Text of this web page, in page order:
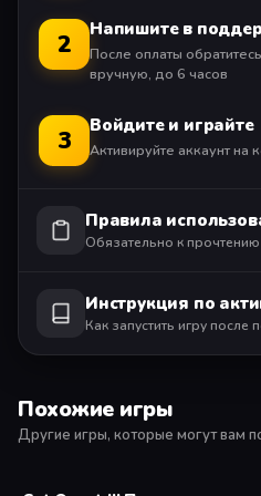
человечества.
ИНОПЛАНЕТНЫЕ УГРОЗЫ В
По темным коридорам
опасный пришелец; если не
борту погибнут. Чтобы
перемещения — да и
пригодится.
НЕ ДОВЕРЯЙТЕ НИКОМУ
Вас преследует
тренировался вместе, но
не осталось и следа: враг
2 Напишите в
После оплаты
вручную, до 6 часов
3 Войдите и играйте
Активируйте аккаунт на
Правила
Обязательно к прочтению
Инструкция по
Как запустить игру после
Похожие игры
Другие игры, которые могут вам